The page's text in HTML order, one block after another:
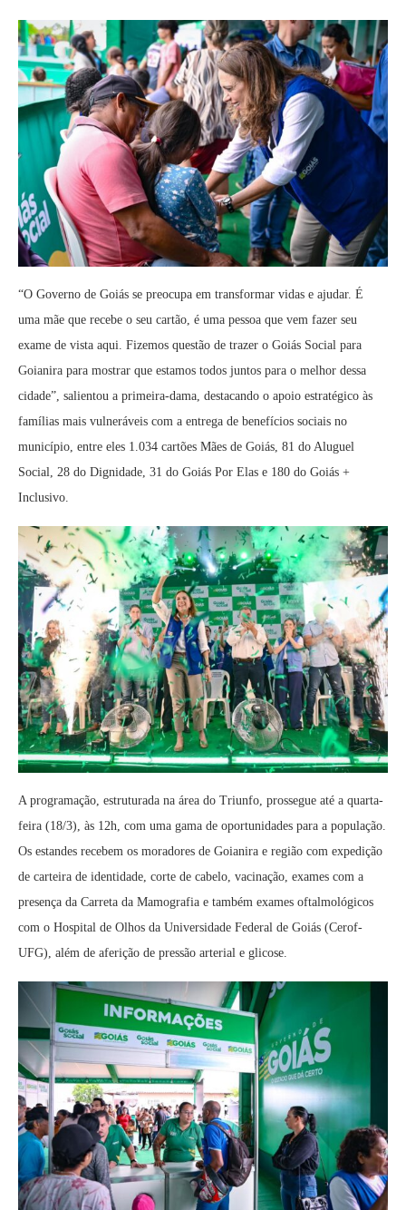
“O Governo de Goiás se preocupa em transformar vidas e ajudar. É
uma mãe que recebe o seu cartão, é uma pessoa que vem fazer seu
exame de vista aqui. Fizemos questão de trazer o Goiás Social para
Goianira para mostrar que estamos todos juntos para o melhor dessa
cidade”, salientou a primeira-dama, destacando o apoio estratégico às
famílias mais vulneráveis com a entrega de benefícios sociais no
município, entre eles 1.034 cartões Mães de Goiás, 81 do Aluguel
Social, 28 do Dignidade, 31 do Goiás Por Elas e 180 do Goiás +
Inclusivo.
A programação, estruturada na área do Triunfo, prossegue até a quarta-
feira (18/3), às 12h, com uma gama de oportunidades para a população.
Os estandes recebem os moradores de Goianira e região com expedição
de carteira de identidade, corte de cabelo, vacinação, exames com a
presença da Carreta da Mamografia e também exames oftalmológicos
com o Hospital de Olhos da Universidade Federal de Goiás (Cerof-
UFG), além de aferição de pressão arterial e glicose.